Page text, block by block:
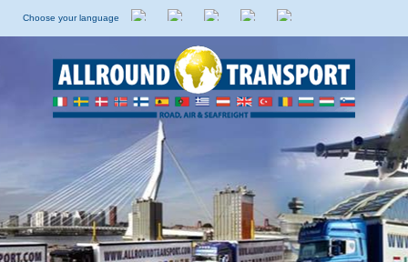
Choose your language
NederlandsEngels ItaliaansSpaans Zweeds